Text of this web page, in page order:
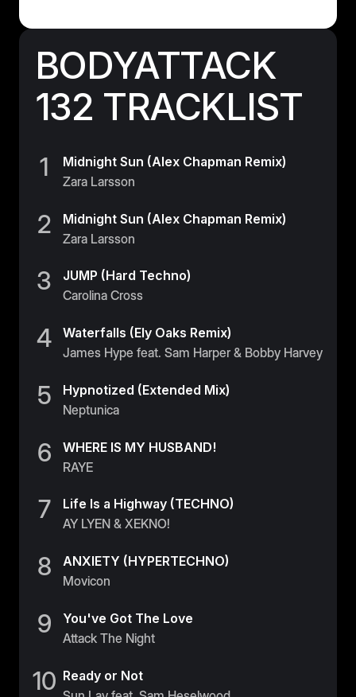
BODYATTACK
132 TRACKLIST
1
Midnight Sun (Alex Chapman Remix)
Zara Larsson
2
Midnight Sun (Alex Chapman Remix)
Zara Larsson
3
JUMP (Hard Techno)
Carolina Cross
4
Waterfalls (Ely Oaks Remix)
James Hype feat. Sam Harper & Bobby Harvey
5
Hypnotized (Extended Mix)
Neptunica
6
WHERE IS MY HUSBAND!
RAYE
7
Life Is a Highway (TECHNO)
AY LYEN & XEKNO!
8
ANXIETY (HYPERTECHNO)
Movicon
9
You've Got The Love
Attack The Night
10 Ready or Not